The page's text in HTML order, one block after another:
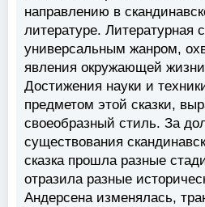
направлению в
литературе. Литературная
универсальным жанром,
явления окружающей
Достижения науки и
предметом этой сказки,
своеобразный стиль. За
существования
сказка прошла разные
отразила разные
Андерсена изменялась,